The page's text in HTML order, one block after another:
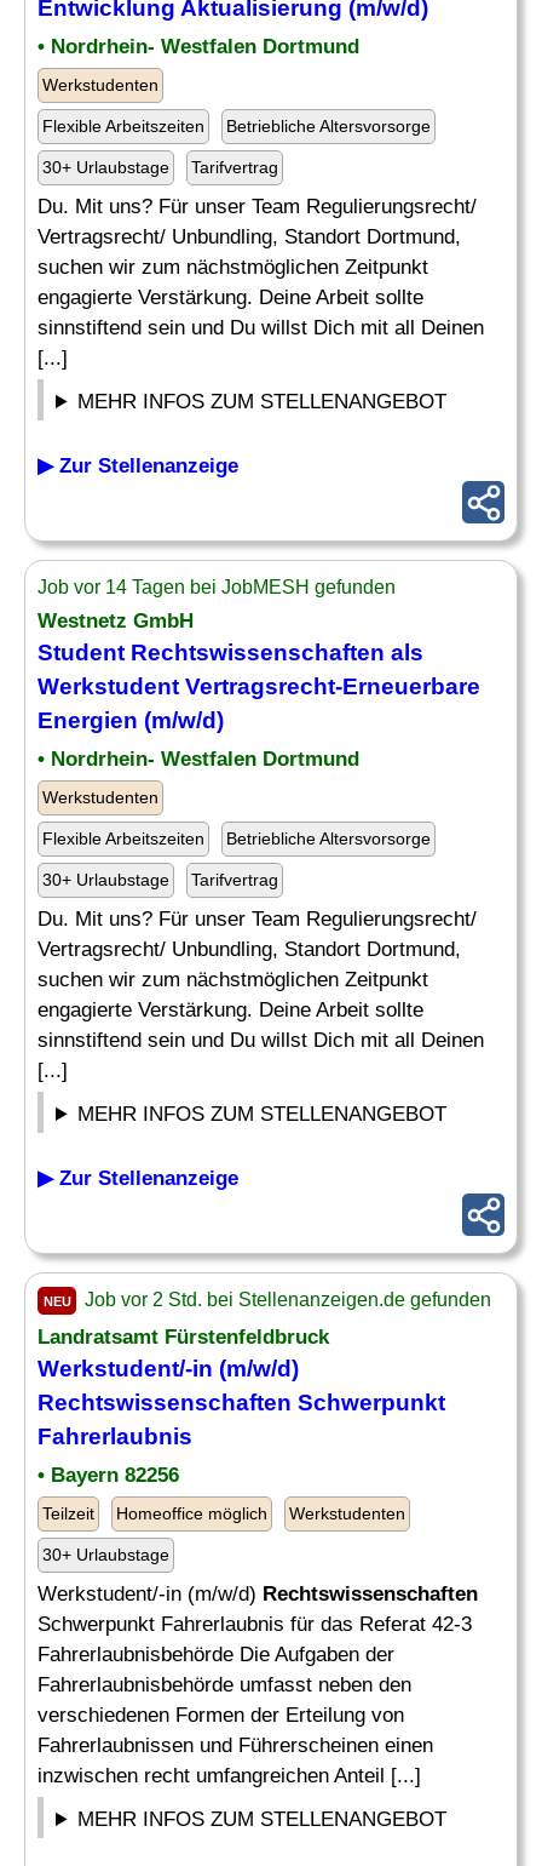
Entwicklung Aktualisierung (m/w/d)
• Nordrhein- Westfalen Dortmund
Werkstudenten
Flexible Arbeitszeiten Betriebliche Altersvorsorge
30+ Urlaubstage Tarifvertrag
Du. Mit uns? Für unser Team Regulierungsrecht/
Vertragsrecht/ Unbundling, Standort Dortmund,
suchen wir zum nächstmöglichen Zeitpunkt
engagierte Verstärkung. Deine Arbeit sollte
sinnstiftend sein und Du willst Dich mit all Deinen
[...]
MEHR INFOS ZUM STELLENANGEBOT
▶ Zur Stellenanzeige
Job vor 14 Tagen bei JobMESH gefunden
Westnetz GmbH
Student Rechtswissenschaften als
Werkstudent Vertragsrecht-Erneuerbare
Energien (m/w/d)
• Nordrhein- Westfalen Dortmund
Werkstudenten
Flexible Arbeitszeiten Betriebliche Altersvorsorge
30+ Urlaubstage Tarifvertrag
Du. Mit uns? Für unser Team Regulierungsrecht/
Vertragsrecht/ Unbundling, Standort Dortmund,
suchen wir zum nächstmöglichen Zeitpunkt
engagierte Verstärkung. Deine Arbeit sollte
sinnstiftend sein und Du willst Dich mit all Deinen
[...]
MEHR INFOS ZUM STELLENANGEBOT
▶ Zur Stellenanzeige
NEU Job vor 2 Std. bei Stellenanzeigen.de gefunden
Landratsamt Fürstenfeldbruck
Werkstudent/-in (m/w/d)
Rechtswissenschaften Schwerpunkt
Fahrerlaubnis
• Bayern 82256
Teilzeit Homeoffice möglich Werkstudenten
30+ Urlaubstage
Werkstudent/-in (m/w/d) Rechtswissenschaften
Schwerpunkt Fahrerlaubnis für das Referat 42-3
Fahrerlaubnisbehörde Die Aufgaben der
Fahrerlaubnisbehörde umfasst neben den
verschiedenen Formen der Erteilung von
Fahrerlaubnissen und Führerscheinen einen
inzwischen recht umfangreichen Anteil [...]
MEHR INFOS ZUM STELLENANGEBOT